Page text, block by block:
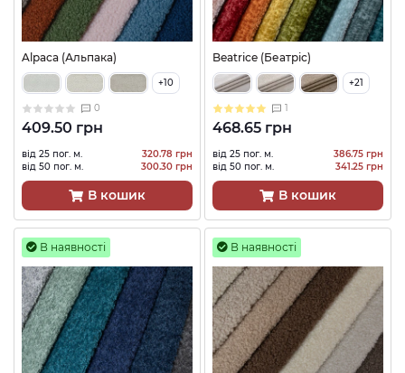
Alpaca (Альпака)
+10
0
409.50 грн
від 25 пог. м.
320.78 грн
від 50 пог. м.
300.30 грн
В кошик
Beatrice (Беатріс)
+21
1
468.65 грн
від 25 пог. м.
386.75 грн
від 50 пог. м.
341.25 грн
В кошик
В наявності В наявності